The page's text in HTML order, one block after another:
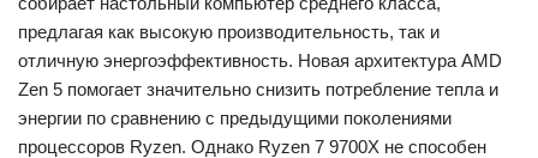
предлагая как высокую производительность, так и
отличную энергоэффективность. Новая архитектура AMD
Zen 5 помогает значительно снизить потребление тепла и
энергии по сравнению с предыдущими поколениями
процессоров Ryzen. Однако Ryzen 7 9700X не способен